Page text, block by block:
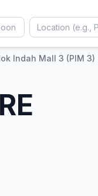
Indah Mall 3 (PIM 3)